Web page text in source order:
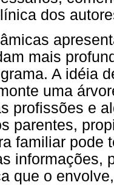
dos
mais
A idéia
uma
profissões e
parentes,
familiar pode
informações,
que o